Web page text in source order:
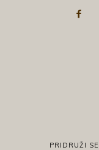
PRIDRUŽI